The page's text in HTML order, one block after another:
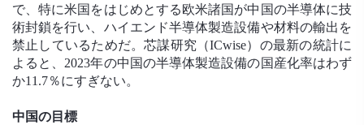
で、特に米国をはじめとする欧米諸国が中国の半導体に技
術封鎖を行い、ハイエンド半導体製造設備や材料の輸出を
禁止しているためだ。芯謀研究（ICwise）の最新の統計に
よると、2023年の中国の半導体製造設備の国産化率はわず
か11.7％にすぎない。
中国の目標